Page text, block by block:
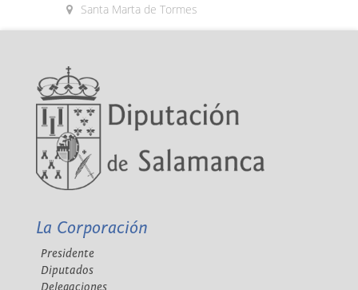
Santa Marta de Tormes
La Corporación
Presidente
Diputados
Delegaciones